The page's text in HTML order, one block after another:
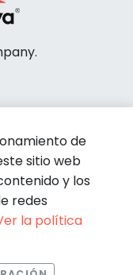
de
sitio web
y los
redes
la política